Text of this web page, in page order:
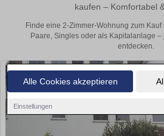
Alle Cookies akzeptieren
Einstellungen
kaufen – Komfortabel
Finde eine 2-Zimmer-Wohnung zum
Paare, Singles oder als Kapitalanlage –
entdecken.